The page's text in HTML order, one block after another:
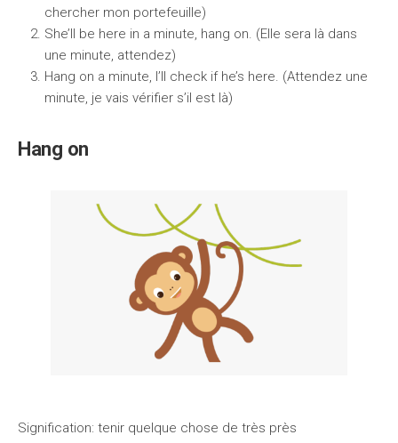
chercher mon portefeuille)
She’ll be here in a minute, hang on. (Elle sera là dans
une minute, attendez)
Hang on a minute, I’ll check if he’s here. (Attendez une
minute, je vais vérifier s’il est là)
Hang on
Signification: tenir quelque chose de très près